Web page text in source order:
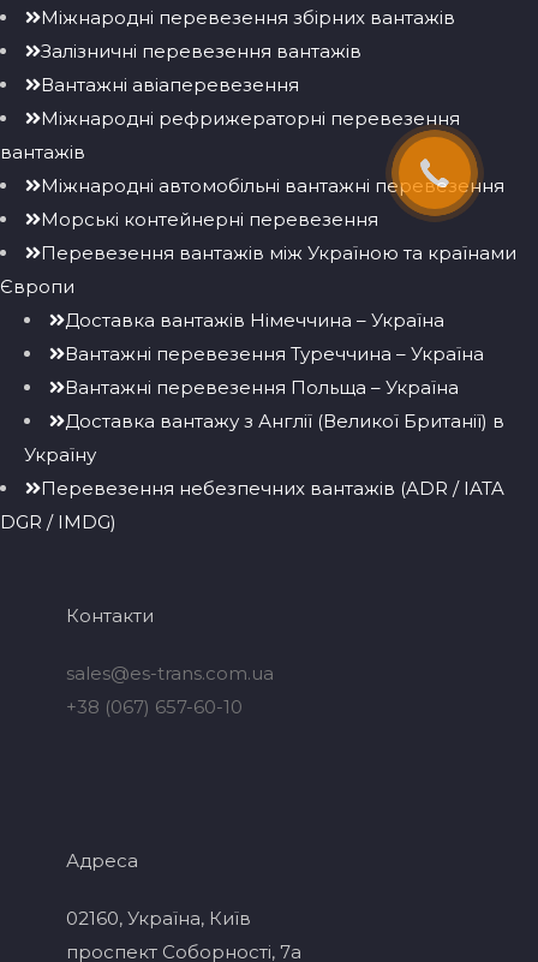
Міжнародні перевезення збірних вантажів
Залізничні перевезення вантажів
Вантажні авіаперевезення
Міжнародні рефрижераторні перевезення
вантажів
Міжнародні автомобільні вантажні перевезення
Морські контейнерні перевезення
Перевезення вантажів між Україною та країнами
Європи
Доставка вантажів Німеччина – Україна
Вантажні перевезення Туреччина – Україна
Вантажні перевезення Польща – Україна
Доставка вантажу з Англії (Великої Британії) в
Україну
Перевезення небезпечних вантажів (ADR / IATA
DGR / IMDG)
Контакти
sales@es-trans.com.ua
+38 (067) 657-60-10
Адреса
02160, Україна, Київ
проспект Соборності, 7a